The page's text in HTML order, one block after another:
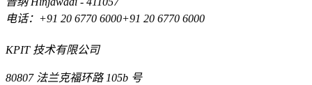
电话：+91 20 6770 6000+91 20 6770 6000
KPIT 技术有限公司
80807 法兰克福环路 105b 号